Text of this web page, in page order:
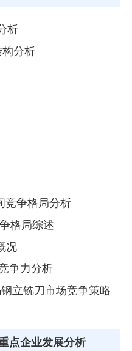
析
构分析
竞争格局分析
格局综述
况
争力分析
立铣刀市场竞争策略
点企业发展分析